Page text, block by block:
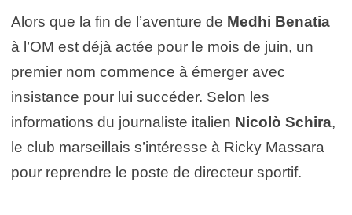
Alors que la fin de l’aventure de Medhi Benatia
à l’OM est déjà actée pour le mois de juin, un
premier nom commence à émerger avec
insistance pour lui succéder. Selon les
informations du journaliste italien Nicolò Schira,
le club marseillais s’intéresse à Ricky Massara
pour reprendre le poste de directeur sportif.